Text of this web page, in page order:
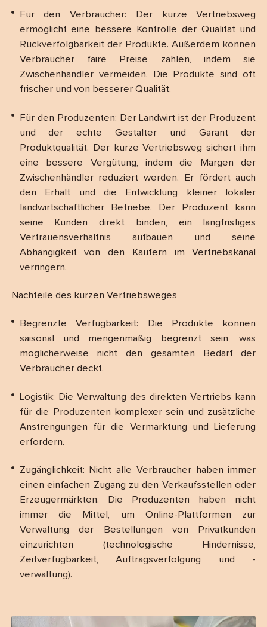
Für den Verbraucher: Der kurze Vertriebsweg
ermöglicht eine bessere Kontrolle der Qualität und
Rückverfolgbarkeit der Produkte. Außerdem können
Verbraucher faire Preise zahlen, indem sie
Zwischenhändler vermeiden. Die Produkte sind oft
frischer und von besserer Qualität.
Für den Produzenten: Der Landwirt ist der Produzent
und der echte Gestalter und Garant der
Produktqualität. Der kurze Vertriebsweg sichert ihm
eine bessere Vergütung, indem die Margen der
Zwischenhändler reduziert werden. Er fördert auch
den Erhalt und die Entwicklung kleiner lokaler
landwirtschaftlicher Betriebe. Der Produzent kann
seine Kunden direkt binden, ein langfristiges
Vertrauensverhältnis aufbauen und seine
Abhängigkeit von den Käufern im Vertriebskanal
verringern.
Nachteile des kurzen Vertriebsweges
Begrenzte Verfügbarkeit: Die Produkte können
saisonal und mengenmäßig begrenzt sein, was
möglicherweise nicht den gesamten Bedarf der
Verbraucher deckt.
Logistik: Die Verwaltung des direkten Vertriebs kann
für die Produzenten komplexer sein und zusätzliche
Anstrengungen für die Vermarktung und Lieferung
erfordern.
Zugänglichkeit: Nicht alle Verbraucher haben immer
einen einfachen Zugang zu den Verkaufsstellen oder
Erzeugermärkten. Die Produzenten haben nicht
immer die Mittel, um Online-Plattformen zur
Verwaltung der Bestellungen von Privatkunden
einzurichten (technologische Hindernisse,
Zeitverfügbarkeit, Auftragsverfolgung und -
verwaltung).